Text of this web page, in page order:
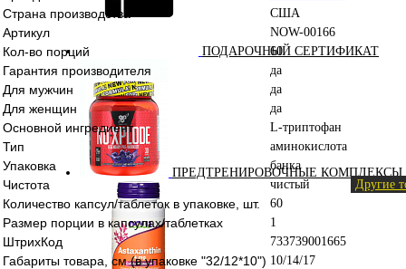
ПОДАРОЧНЫЙ СЕРТИФИКАТ
ПРЕДТРЕНИРОВОЧНЫЕ КОМПЛЕКСЫ
Страна производства США
Артикул NOW-00166
Кол-во порций 60
Гарантия производителя да
Для мужчин да
Для женщин да
Основной ингредиент L-триптофан
Тип аминокислота
Упаковка банка
Чистота чистый Другие
Количество капсул/таблеток в упаковке, шт. 60
Размер порции в капсулах/таблетках 1
ШтрихКод 733739001665
Габариты товара, см (в упаковке "32/12*10") 10/14/17